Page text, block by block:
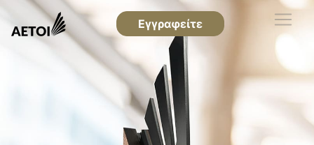
Εγγραφείτε